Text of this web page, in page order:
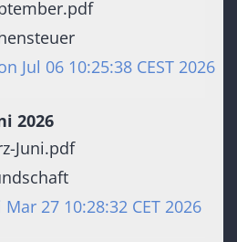
Jul 06 10:25:38 CEST 2026
2026
Juni.pdf
Mar 27 10:28:32 CET 2026